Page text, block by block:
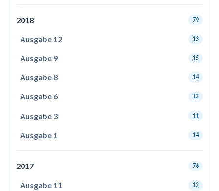
2018 79
Ausgabe 12 13
Ausgabe 9 15
Ausgabe 8 14
Ausgabe 6 12
Ausgabe 3 11
Ausgabe 1 14
2017 76
Ausgabe 11 12